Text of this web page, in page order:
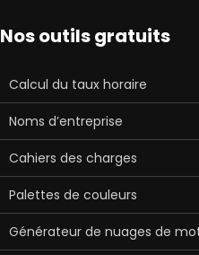
Nos outils gratuits
Calcul du taux horaire
Noms d’entreprise
Cahiers des charges
Palettes de couleurs
Générateur de nuages de